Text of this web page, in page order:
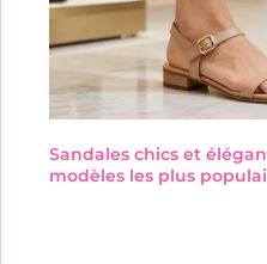
Sandales chics et
modèles les plus